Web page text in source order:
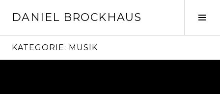
zumDANIEL BROCKHAUS
KATEGORIE: MUSIK